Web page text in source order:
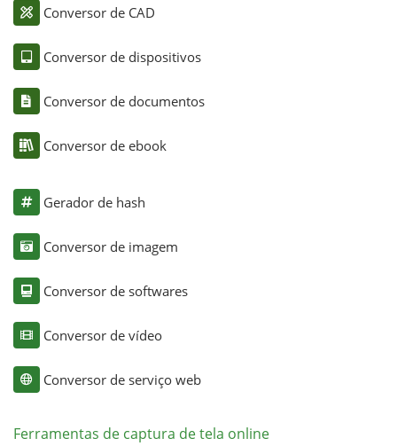
Conversor de CAD
Conversor de dispositivos
Conversor de documentos
Conversor de ebook
Gerador de hash
Conversor de imagem
Conversor de softwares
Conversor de vídeo
Conversor de serviço web
Ferramentas de captura de tela online